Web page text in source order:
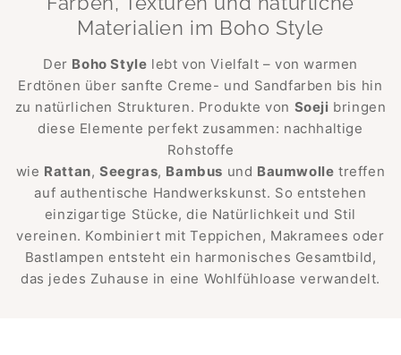
Materialien im Boho Style
Der Boho Style lebt von Vielfalt – von warmen
Erdtönen über sanfte Creme- und Sandfarben bis hin
zu natürlichen Strukturen. Produkte von Soeji bringen
diese Elemente perfekt zusammen: nachhaltige
Rohstoffe
wie Rattan, Seegras, Bambus und Baumwolle treffen
auf authentische Handwerkskunst. So entstehen
einzigartige Stücke, die Natürlichkeit und Stil
vereinen. Kombiniert mit Teppichen, Makramees oder
Bastlampen entsteht ein harmonisches Gesamtbild,
das jedes Zuhause in eine Wohlfühloase verwandelt.